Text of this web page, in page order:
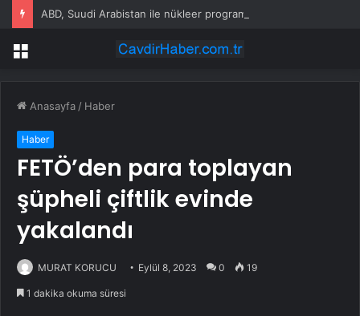
Menü
Anasayfa / Haber
Haber
FETÖ’den para toplayan
şüpheli çiftlik evinde
yakalandı
MURAT KORUCU Eylül 8, 2023 0 19
1 dakika okuma süresi